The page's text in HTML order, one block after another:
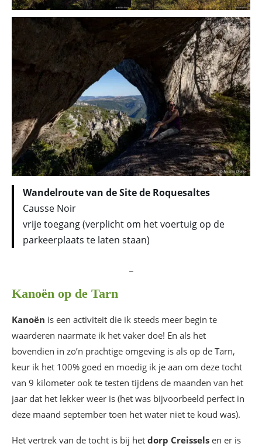
Wandelroute van de Site de Roquesaltes
Causse Noir
vrije toegang (verplicht om het voertuig op de
parkeerplaats te laten staan)
Kanoën op de Tarn
Kanoën is een activiteit die ik steeds meer begin te
waarderen naarmate ik het vaker doe! En als het
bovendien in zo’n prachtige omgeving is als op de Tarn,
keur ik het 100% goed en moedig ik je aan om deze tocht
van 9 kilometer ook te testen tijdens de maanden van het
jaar dat het lekker weer is (het was bijvoorbeeld perfect in
deze maand september toen het water niet te koud was).
Het vertrek van de tocht is bij het dorp Creissels en er is